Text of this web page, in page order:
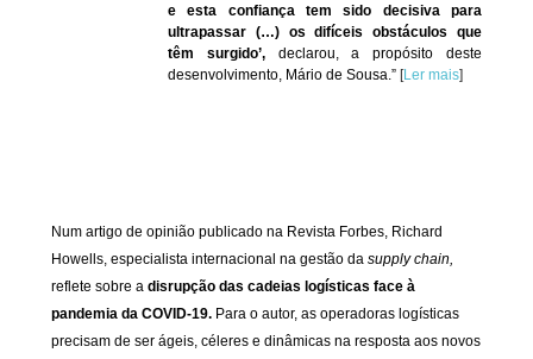
e esta confiança tem sido decisiva para
ultrapassar (…) os difíceis obstáculos que
têm surgido’, declarou, a propósito deste
desenvolvimento, Mário de Sousa.” [Ler mais]
Num artigo de opinião publicado na Revista Forbes, Richard
Howells, especialista internacional na gestão da supply chain,
reflete sobre a disrupção das cadeias logísticas face à
pandemia da COVID-19. Para o autor, as operadoras logísticas
precisam de ser ágeis, céleres e dinâmicas na resposta aos novos